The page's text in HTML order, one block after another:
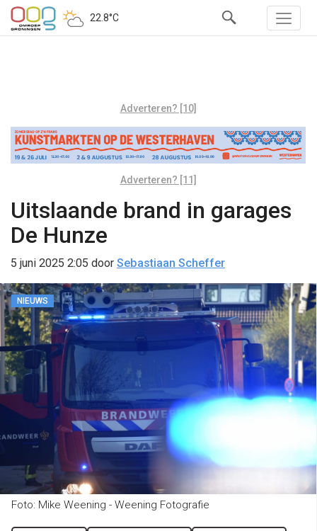
22.8°C
Adverteren? [10]
Adverteren? [11]
Uitslaande brand in garages
De Hunze
5 juni 2025 2:05 door Sebastiaan Scheffer
NIEUWS
Foto: Mike Weening - Weening Fotografie